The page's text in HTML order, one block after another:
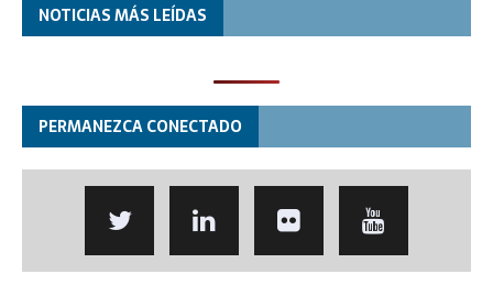
NOTICIAS MÁS LEÍDAS
PERMANEZCA CONECTADO